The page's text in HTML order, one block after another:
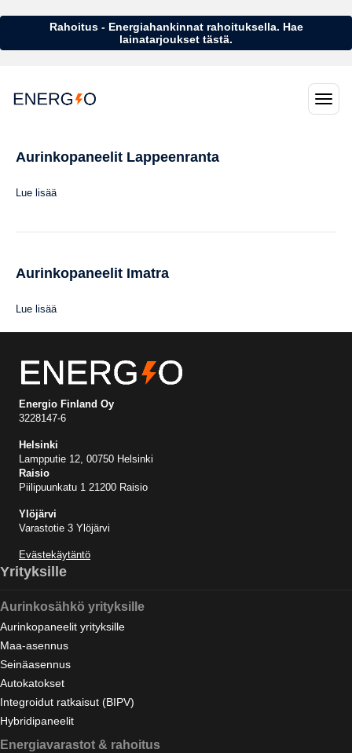
Rahoitus - Energiahankinnat rahoituksella. Hae
lainatarjoukset tästä.
Aurinkopaneelit Lappeenranta
Lue lisää
Aurinkopaneelit Imatra
Lue lisää
Energio Finland Oy
3228147-6
Helsinki
Lampputie 12, 00750 Helsinki
Raisio
Piilipuunkatu 1 21200 Raisio
Ylöjärvi
Varastotie 3 Ylöjärvi
Evästekäytäntö
Yrityksille
Aurinkosähkö yrityksille
Aurinkopaneelit yrityksille
Maa-asennus
Seinäasennus
Autokatokset
Integroidut ratkaisut (BIPV)
Hybridipaneelit
Energiavarastot & rahoitus